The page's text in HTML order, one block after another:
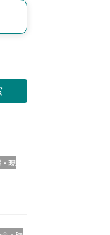
現